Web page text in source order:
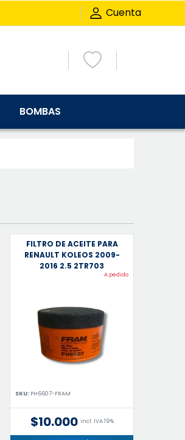
Cuenta
BOMBAS
FILTRO DE ACEITE PARA
RENAULT KOLEOS 2009-
2016 2.5 2TR703
A pedido
SKU: PH6607-FRAM
$10.000 incl. IVA 19%